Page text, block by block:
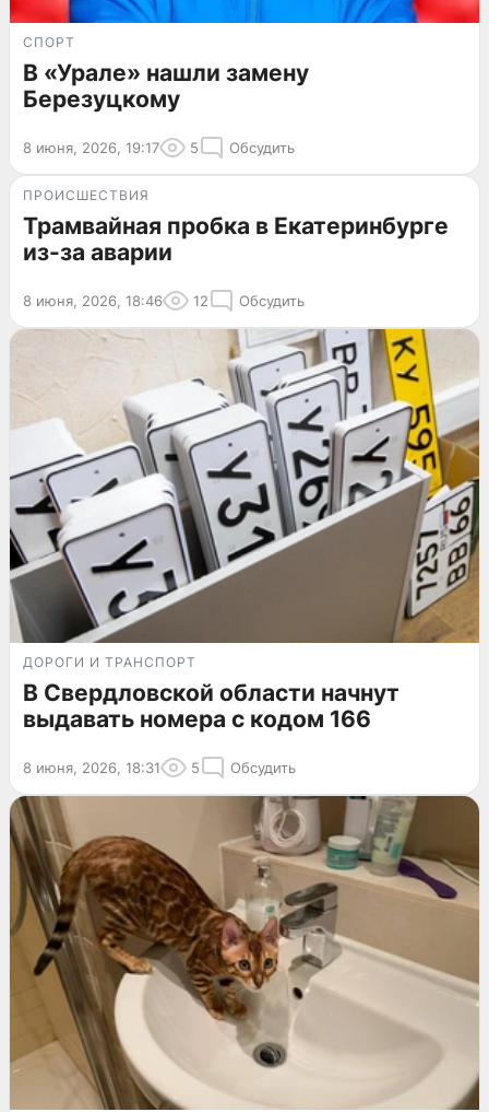
СПОРТ
В «Урале» нашли замену
Березуцкому
8 июня, 2026, 19:17 5 Обсудить
ПРОИСШЕСТВИЯ
Трамвайная пробка в Екатеринбурге
из-за аварии
8 июня, 2026, 18:46 12 Обсудить
ДОРОГИ И ТРАНСПОРТ
В Свердловской области начнут
выдавать номера с кодом 166
8 июня, 2026, 18:31 5 Обсудить